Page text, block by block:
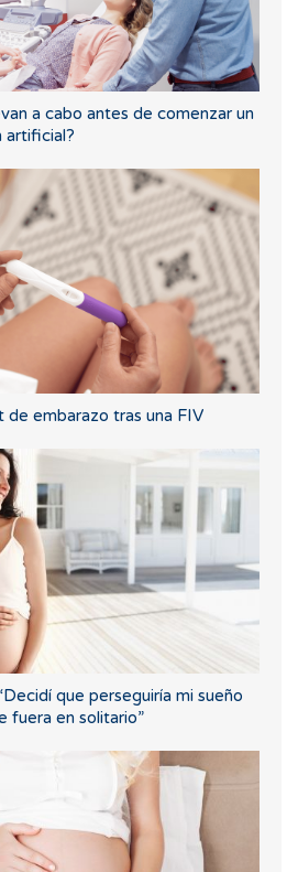
a cabo antes de comenzar un
artificial?
de embarazo tras una FIV
que perseguiría mi sueño
fuera en solitario”